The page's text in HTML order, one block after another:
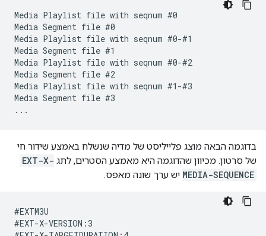
Media Playlist file with seqnum #0
Media Segment file #0
Media Playlist file with seqnum #0-#1
Media Segment file #1
Media Playlist file with seqnum #0-#2
Media Segment file #2
Media Playlist file with seqnum #1-#3
Media Segment file #3
בדוגמה הבאה מוצג פלייליסט של מדיה שנשלח באמצע שידור חי
של סרטון. מכיוון שהדוגמה היא מאמצע הסטרים, לתג EXT-X-
MEDIA-SEQUENCE יש ערך שונה מאפס.
#EXTM3U
#EXT-X-VERSION:3